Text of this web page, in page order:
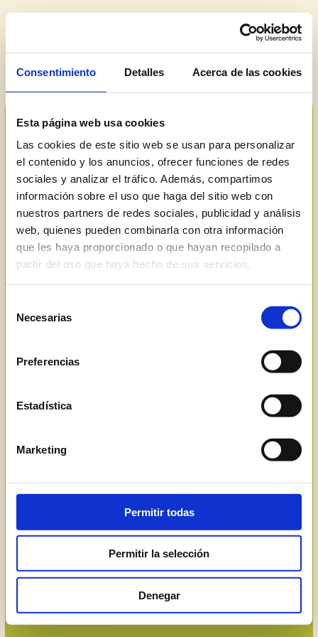
Consentimiento Detalles Acerca de las cookies
Esta página web usa cookies
Las cookies de este sitio web se usan para personalizar
el contenido y los anuncios, ofrecer funciones de redes
sociales y analizar el tráfico. Además, compartimos
información sobre el uso que haga del sitio web con
nuestros partners de redes sociales, publicidad y análisis
web, quienes pueden combinarla con otra información
que les haya proporcionado o que hayan recopilado a
partir del uso que haya hecho de sus servicios.
Necesarias
Preferencias
Estadística
Marketing
Permitir todas
Permitir la selección
Denegar
Creamos a tu
alrededor el
mundo de vino
que a ti te
gusta.